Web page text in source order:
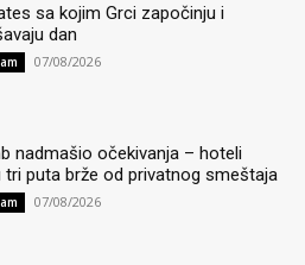
sa kojim Grci započinju i
dan
07/08/2026
nadmašio očekivanja – hoteli
tri puta brže od privatnog smeštaja
07/08/2026